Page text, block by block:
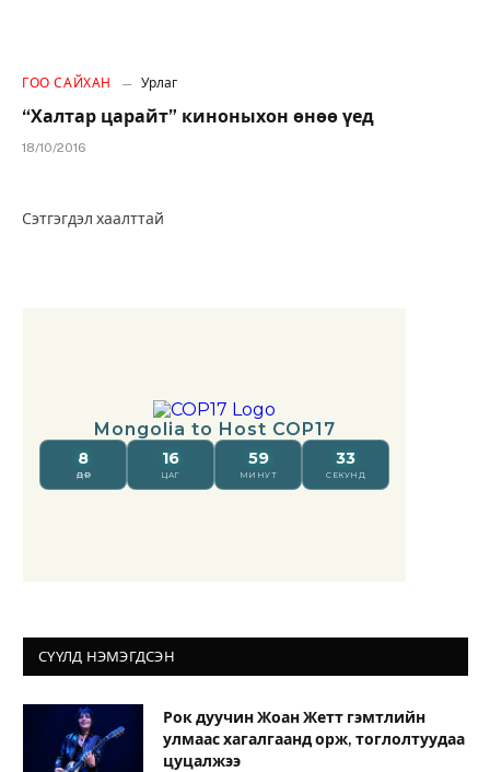
ГОО САЙХАН Урлаг
“Халтар царайт” киноныхон өнөө үед
18/10/2016
Сэтгэгдэл хаалттай
СҮҮЛД НЭМЭГДСЭН
Рок дуучин Жоан Жетт гэмтлийн
улмаас хагалгаанд орж, тоглолтуудаа
цуцалжээ